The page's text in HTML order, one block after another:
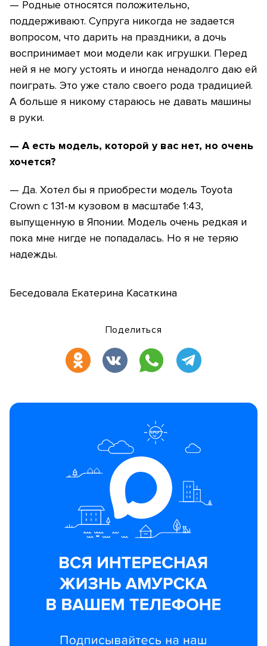
— Родные относятся положительно,
поддерживают. Супруга никогда не задается
вопросом, что дарить на праздники, а дочь
воспринимает мои модели как игрушки. Перед
ней я не могу устоять и иногда ненадолго даю ей
поиграть. Это уже стало своего рода традицией.
А больше я никому стараюсь не давать машины
в руки.
— А есть модель, которой у вас нет, но очень
хочется?
— Да. Хотел бы я приобрести модель Toyota
Crown с 131-м кузовом в масштабе 1:43,
выпущенную в Японии. Модель очень редкая и
пока мне нигде не попадалась. Но я не теряю
надежды.
Беседовала Екатерина Касаткина
Поделиться